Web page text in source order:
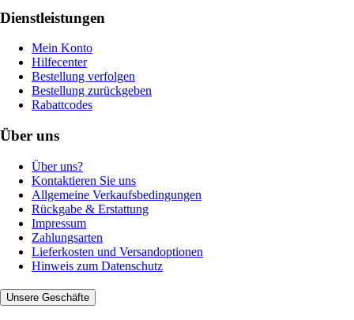
Dienstleistungen
Mein Konto
Hilfecenter
Bestellung verfolgen
Bestellung zurückgeben
Rabattcodes
Über uns
Über uns?
Kontaktieren Sie uns
Allgemeine Verkaufsbedingungen
Rückgabe & Erstattung
Impressum
Zahlungsarten
Lieferkosten und Versandoptionen
Hinweis zum Datenschutz
Unsere Geschäfte